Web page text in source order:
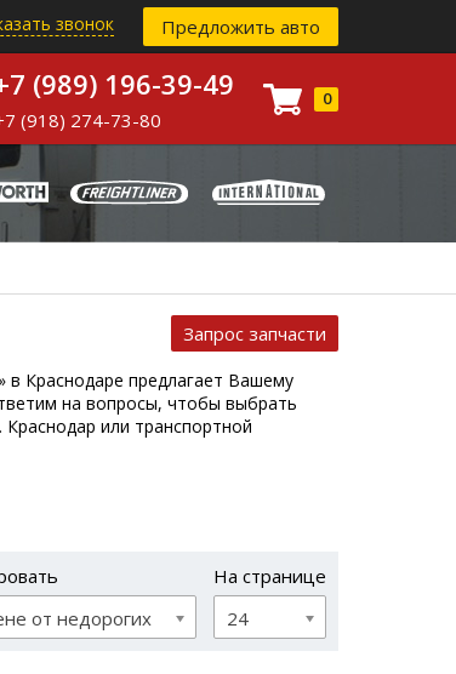
звонок Предложить авто
(989) 196-39-49
(918) 274-73-80
0
Запрос запчасти
в Краснодаре предлагает Вашему
на вопросы, чтобы выбрать
или транспортной
от недорогих
На странице
24